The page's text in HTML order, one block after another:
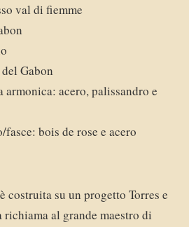
val di fiemme
Gabon
acero, palissandro e
bois de rose e acero
costruita su un progetto Torres e
al grande maestro di